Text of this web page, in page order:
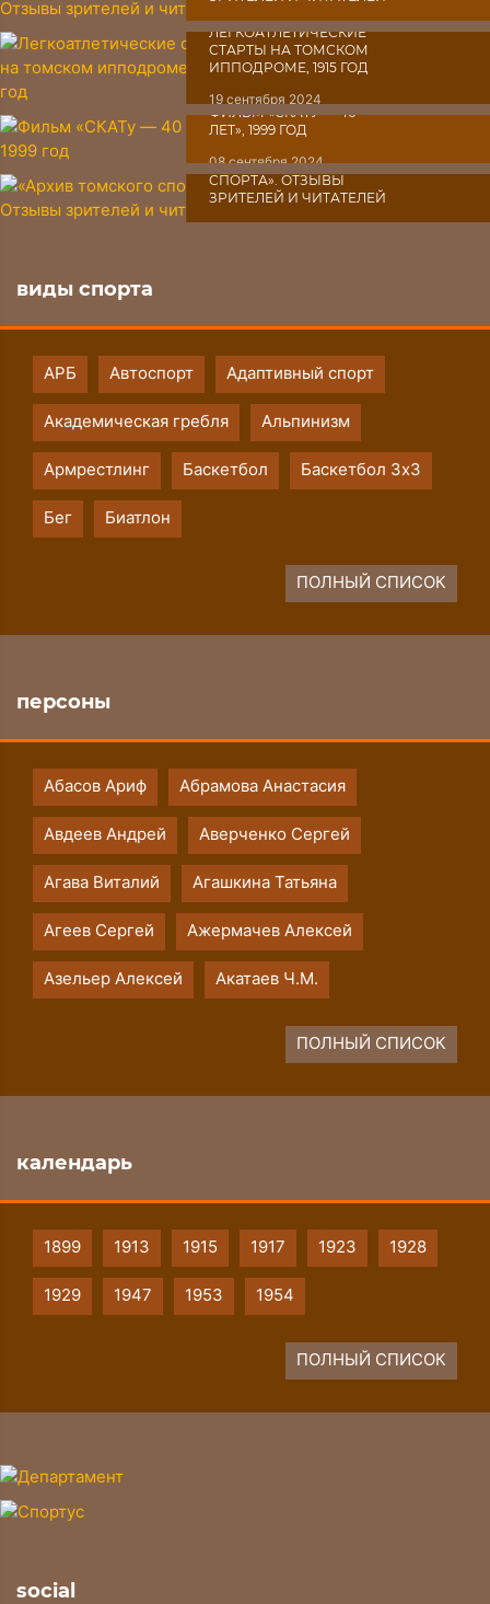
03 октября 2024
ЛЕГКОАТЛЕТИЧЕСКИЕ
СТАРТЫ НА ТОМСКОМ
ИППОДРОМЕ, 1915 ГОД
19 сентября 2024
ФИЛЬМ «СКАТУ ― 40
ЛЕТ», 1999 ГОД
08 сентября 2024
«АРХИВ ТОМСКОГО
СПОРТА». ОТЗЫВЫ
ЗРИТЕЛЕЙ И ЧИТАТЕЛЕЙ
виды спорта
АРБ Автоспорт Адаптивный спорт
Академическая гребля Альпинизм
Армрестлинг Баскетбол Баскетбол 3х3
Бег Биатлон
ПОЛНЫЙ СПИСОК
персоны
Абасов Ариф Абрамова Анастасия
Авдеев Андрей Аверченко Сергей
Агава Виталий Агашкина Татьяна
Агеев Сергей Ажермачев Алексей
Азельер Алексей Акатаев Ч.М.
ПОЛНЫЙ СПИСОК
календарь
1899 1913 1915 1917 1923 1928
1929 1947 1953 1954
ПОЛНЫЙ СПИСОК
social